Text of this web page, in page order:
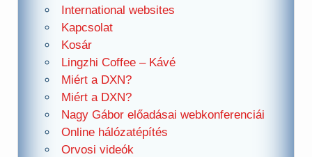
International websites
Kapcsolat
Kosár
Lingzhi Coffee – Kávé
Miért a DXN?
Miért a DXN?
Nagy Gábor előadásai webkonferenciái
Online hálózatépítés
Orvosi videók